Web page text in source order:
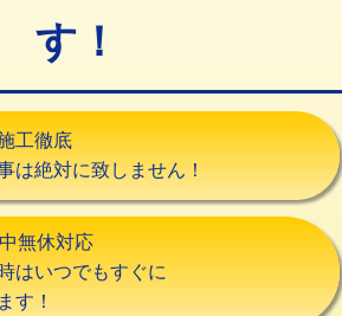
22,000円+材料費
付・デッキ
13,200円+材料費
壁付・デッキ
水トラップ
す！
工徹底
は絶対に致しません！
無休対応
はいつでもすぐに
す！